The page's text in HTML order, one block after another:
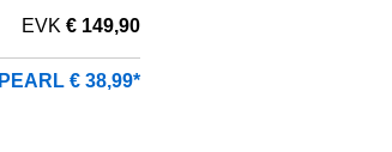
EVK € 149,90
PEARL € 38,99*